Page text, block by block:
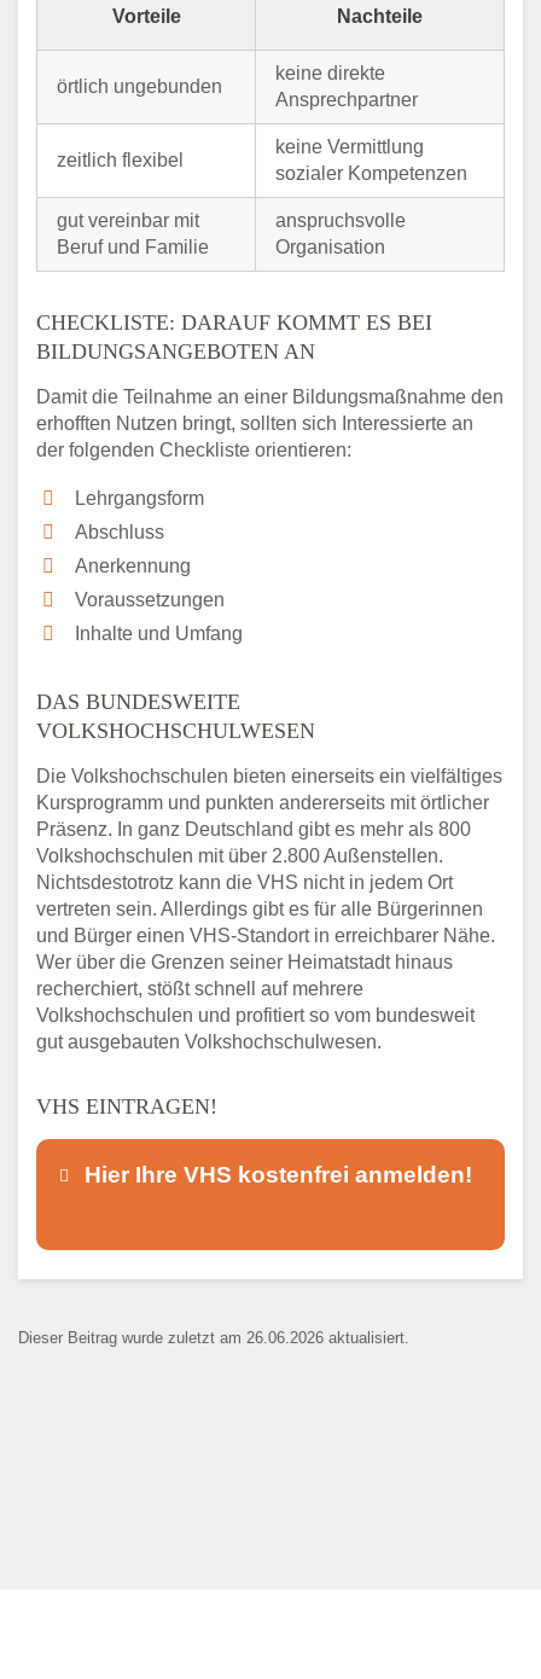
Vorteile Nachteile
örtlich ungebunden
keine direkte
Ansprechpartner
zeitlich flexibel
keine Vermittlung
sozialer Kompetenzen
gut vereinbar mit
Beruf und Familie
anspruchsvolle
Organisation
CHECKLISTE: DARAUF KOMMT ES BEI
BILDUNGSANGEBOTEN AN
Damit die Teilnahme an einer Bildungsmaßnahme den
erhofften Nutzen bringt, sollten sich Interessierte an
der folgenden Checkliste orientieren:
Lehrgangsform
Abschluss
Anerkennung
Voraussetzungen
Inhalte und Umfang
DAS BUNDESWEITE
VOLKSHOCHSCHULWESEN
Die Volkshochschulen bieten einerseits ein vielfältiges
Kursprogramm und punkten andererseits mit örtlicher
Präsenz. In ganz Deutschland gibt es mehr als 800
Volkshochschulen mit über 2.800 Außenstellen.
Nichtsdestotrotz kann die VHS nicht in jedem Ort
vertreten sein. Allerdings gibt es für alle Bürgerinnen
und Bürger einen VHS-Standort in erreichbarer Nähe.
Wer über die Grenzen seiner Heimatstadt hinaus
recherchiert, stößt schnell auf mehrere
Volkshochschulen und profitiert so vom bundesweit
gut ausgebauten Volkshochschulwesen.
VHS EINTRAGEN!
Hier Ihre VHS kostenfrei anmelden!
Kontaktaufnahme und ist nicht
Dieser Beitrag wurde zuletzt am 26.06.2026 aktualisiert.